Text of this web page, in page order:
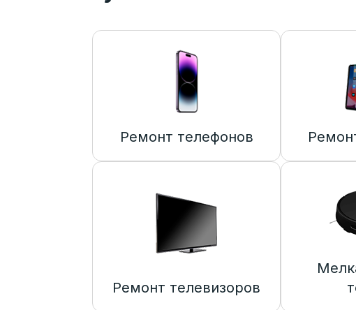
Ремонт телефонов
Ремонт телевизоров